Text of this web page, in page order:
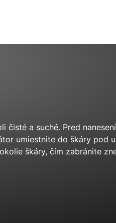
čisté a suché. Pred
umiestnite do škáry pod
škáry, čím zabránite